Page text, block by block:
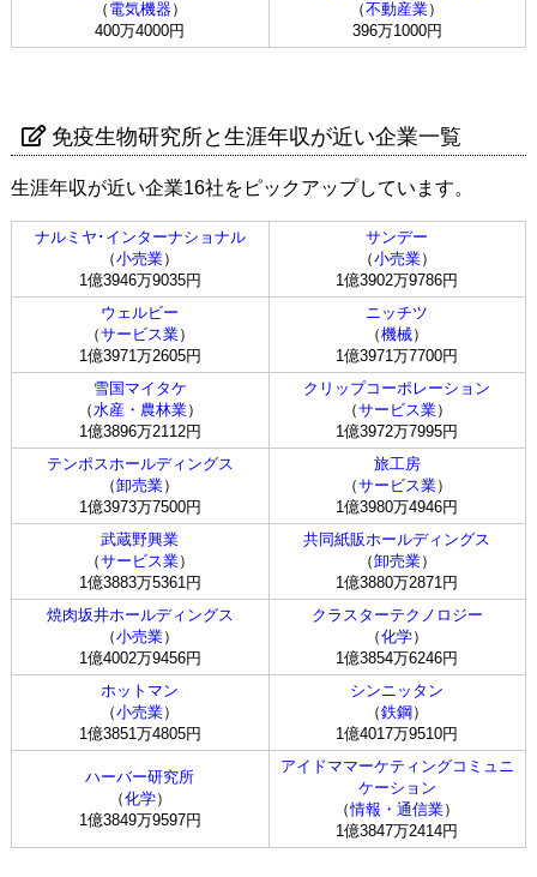
（ 電気機器）
400万4000円
（不動産業）
396万1000円
免疫生物研究所と生涯年収が近い企業一覧
生涯年収が近い企業16社をピックアップしています。
ナルミヤ･インターナショナル
（小売業）
1億3946万9035円
サンデー
（小売業）
1億3902万9786円
ウェルビー
（サービス業）
1億3971万2605円
ニッチツ
（機械）
1億3971万7700円
雪国マイタケ
（水産・農林業）
1億3896万2112円
クリップコーポレーション
（サービス業）
1億3972万7995円
テンポスホールディングス
（卸売業）
1億3973万7500円
旅工房
（サービス業）
1億3980万4946円
武蔵野興業
（サービス業）
1億3883万5361円
共同紙販ホールディングス
（卸売業）
1億3880万2871円
焼肉坂井ホールディングス
（小売業）
1億4002万9456円
クラスターテクノロジー
（化学）
1億3854万6246円
ホットマン
（小売業）
1億3851万4805円
シンニッタン
（鉄鋼）
1億4017万9510円
ハーバー研究所
（化学）
1億3849万9597円
アイドママーケティングコミュニ
ケーション
（情報・通信業）
1億3847万2414円